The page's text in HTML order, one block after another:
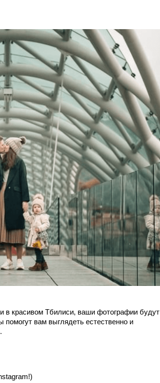
красивом Тбилиси, ваши фотографии будут
вам выглядеть естественно и